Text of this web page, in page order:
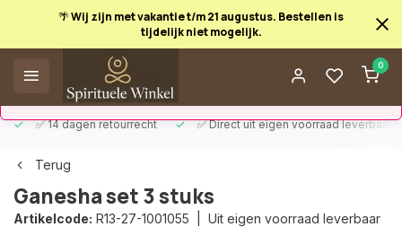
🌴 Wij zijn met vakantie t/m 21 augustus. Bestellen is
tijdelijk niet mogelijk.
0
✅ 14 dagen retourrecht ✅ Direct uit eigen voorraad leverbaar
Afrekenen is uitgeschakeld.
Terug
Ganesha set 3 stuks
Artikelcode: R13-27-1001055 | Uit eigen voorraad leverbaar